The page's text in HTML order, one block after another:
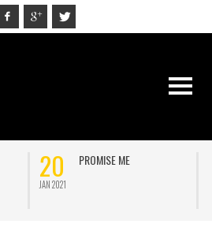
20
JAN 2021
PROMISE ME